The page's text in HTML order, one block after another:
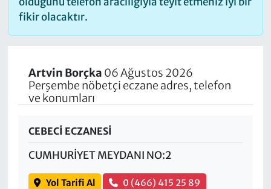
fikir olacaktır.
Artvin Borçka 06 Ağustos 2026
Perşembe nöbetçi eczane adres, telefon
ve konumları
CEBECİ ECZANESİ
CUMHURİYET MEYDANI NO:2
Yol Tarifi Al 0 (466) 415 25 89